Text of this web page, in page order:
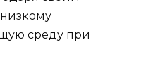
среду при